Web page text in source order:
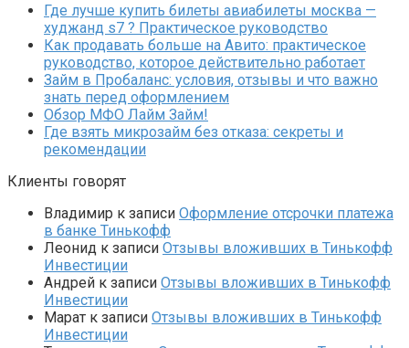
Где лучше купить билеты авиабилеты москва —
худжанд s7 ? Практическое руководство
Как продавать больше на Авито: практическое
руководство, которое действительно работает
Займ в Пробаланс: условия, отзывы и что важно
знать перед оформлением
Обзор МФО Лайм Займ!
Где взять микрозайм без отказа: секреты и
рекомендации
Клиенты говорят
Владимир к записи Оформление отсрочки платежа
в банке Тинькофф
Леонид к записи Отзывы вложивших в Тинькофф
Инвестиции
Андрей к записи Отзывы вложивших в Тинькофф
Инвестиции
Марат к записи Отзывы вложивших в Тинькофф
Инвестиции